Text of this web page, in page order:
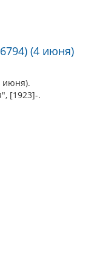
(4 июня)
июня).
[1923]-.